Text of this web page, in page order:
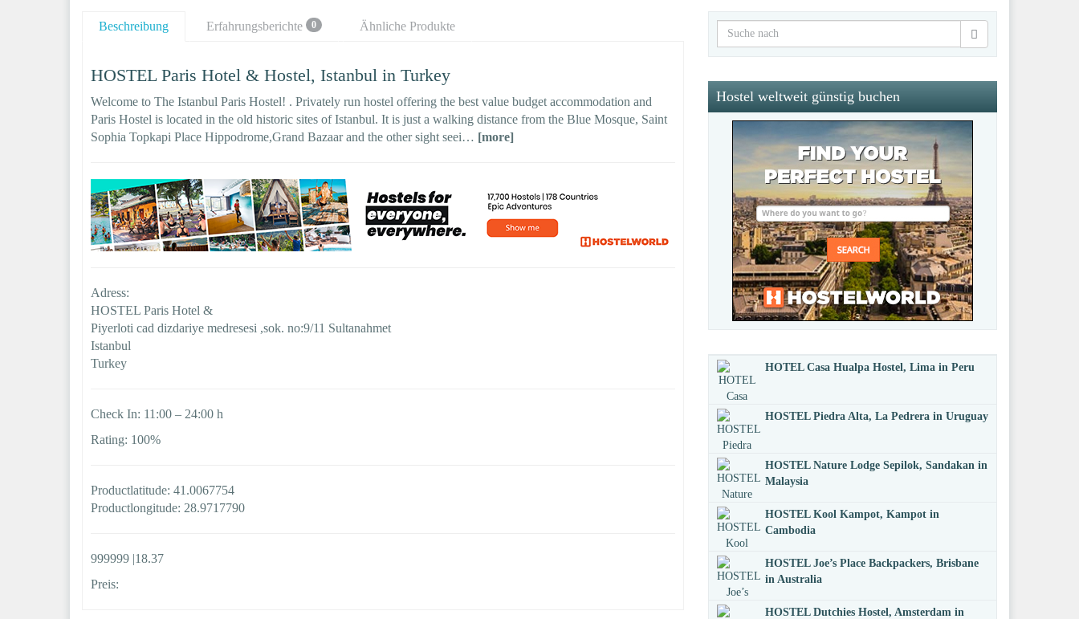
Beschreibung Erfahrungsberichte 0 Ähnliche Produkte
HOSTEL Paris Hotel & Hostel, Istanbul in Turkey
Welcome to The Istanbul Paris Hostel! . Privately run hostel offering the best value budget accommodation and
Paris Hostel is located in the old historic sites of Istanbul. It is just a walking distance from the Blue Mosque, Saint
Sophia Topkapi Place Hippodrome,Grand Bazaar and the other sight seei… [more]
Adress:
HOSTEL Paris Hotel &
Piyerloti cad dizdariye medresesi ,sok. no:9/11 Sultanahmet
Istanbul
Turkey
Check In: 11:00 – 24:00 h
Rating: 100%
Productlatitude: 41.0067754
Productlongitude: 28.9717790
999999 |18.37
Preis:
Hostel weltweit günstig buchen
HOTEL Casa Hualpa Hostel, Lima in Peru
HOSTEL Piedra Alta, La Pedrera in Uruguay
HOSTEL Nature Lodge Sepilok, Sandakan in
Malaysia
HOSTEL Kool Kampot, Kampot in
Cambodia
HOSTEL Joe’s Place Backpackers, Brisbane
in Australia
HOSTEL Dutchies Hostel, Amsterdam in